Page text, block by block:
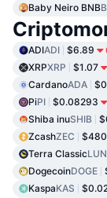
Baby Neiro BNB
ADIADI $6.89
XRPXRP $1.07
CardanoADA
PiPI $0.08293
Shiba inuSHIB
ZcashZEC
Terra Classic
DogecoinDOGE
KaspaKAS